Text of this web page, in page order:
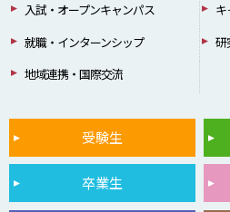
入試・オープンキャンパス
キ
就職・インターンシップ
研
地域連携・国際交流
受験生
卒業生